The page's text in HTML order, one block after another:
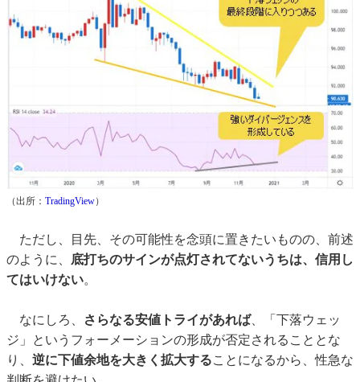
（出所： TradingView）
ただし、目先、その可能性を念頭に置きたいものの、前述
のように、 底打ちのサインが点灯されてないうちは、信用し
てはいけない。
なにしろ、 さらなる安値トライがあれば、「下落ウェッ
ジ」というフォーメーションの形成が否定されることとな
り、 逆に下値余地を大きく拡大することになるから、性急な